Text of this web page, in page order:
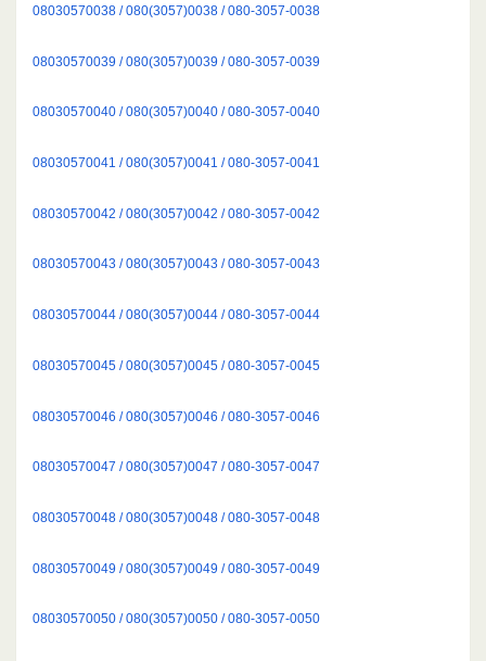
08030570038 / 080(3057)0038 / 080-3057-0038
08030570039 / 080(3057)0039 / 080-3057-0039
08030570040 / 080(3057)0040 / 080-3057-0040
08030570041 / 080(3057)0041 / 080-3057-0041
08030570042 / 080(3057)0042 / 080-3057-0042
08030570043 / 080(3057)0043 / 080-3057-0043
08030570044 / 080(3057)0044 / 080-3057-0044
08030570045 / 080(3057)0045 / 080-3057-0045
08030570046 / 080(3057)0046 / 080-3057-0046
08030570047 / 080(3057)0047 / 080-3057-0047
08030570048 / 080(3057)0048 / 080-3057-0048
08030570049 / 080(3057)0049 / 080-3057-0049
08030570050 / 080(3057)0050 / 080-3057-0050